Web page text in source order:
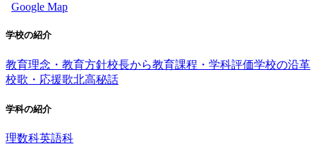
Google Map
学校の紹介
教育理念・教育方針校長から教育課程・学科評価学校の沿革
校歌・応援歌北高秘話
学科の紹介
理数科英語科